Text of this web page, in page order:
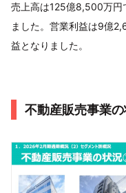
売上高は125億8,500万円
ました。営業利益は9億
益となりました。
不動産販売事業